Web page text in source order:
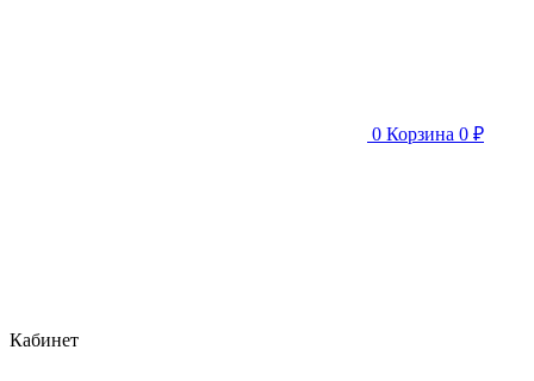
0 Корзина 0 ₽
Кабинет